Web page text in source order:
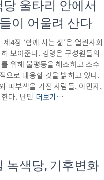
당 울타리 안에서
이 어울려 산다
4장 ‘함께 사는 삶’은 열린사회
보여준다. 강령은 구성원들의
위해 불평등을 해소하고 소수
으로 대응할 것을 밝히고 있다.
피부색을 가진 사람들, 이민자,
다. 난민 더보기…
녹색당, 기후변화